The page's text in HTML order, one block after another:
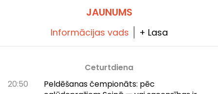
JAUNUMS
Informācijas vads + Lasa
Ceturtdiena
20:50
Peldēšanas čempionāts: pēc